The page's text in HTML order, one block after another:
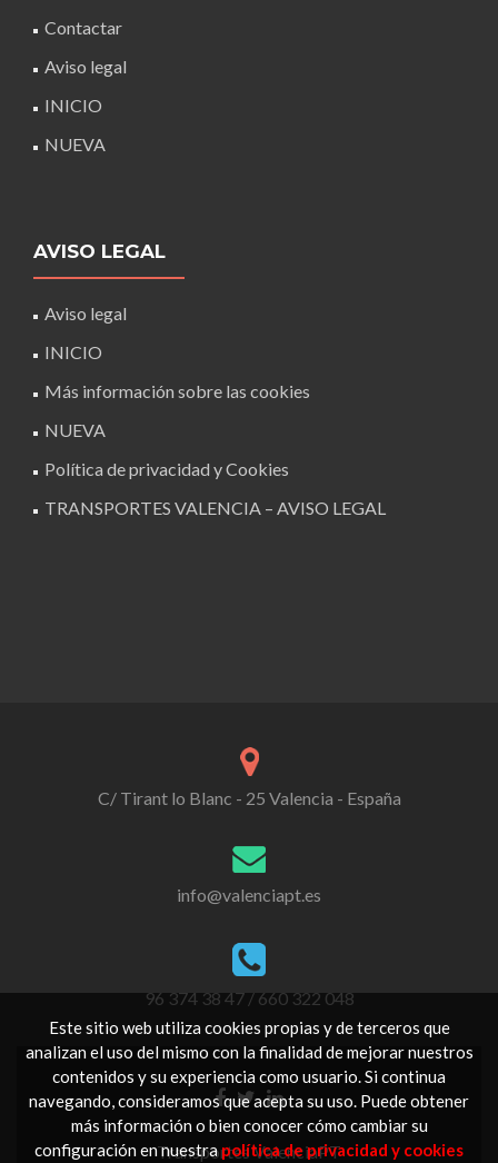
Este sitio web utiliza cookies propias y de terceros que
analizan el uso del mismo con la finalidad de mejorar nuestros
contenidos y su experiencia como usuario. Si continua
navegando, consideramos que acepta su uso. Puede obtener
más información o bien conocer cómo cambiar su
configuración en nuestrapolítica de privacidad y cookies
Contactar
Aviso legal
INICIO
NUEVA
AVISO LEGAL
Aviso legal
INICIO
Más información sobre las cookies
NUEVA
Política de privacidad y Cookies
TRANSPORTES VALENCIA – AVISO LEGAL
C/ Tirant lo Blanc - 25 Valencia - España
info@valenciapt.es
96 374 38 47 / 660 322 048
Go
to
Facebook
Go
to
Twitter
Go
to
Linkedin
Transportes ValenciaPT